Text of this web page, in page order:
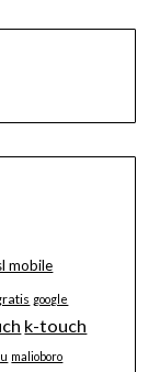
mobile
google
k-touch
malioboro